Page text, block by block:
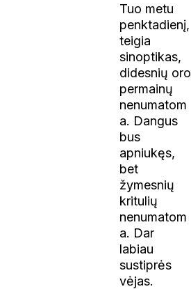
Tuo metu
penktadienį,
teigia
sinoptikas,
didesnių oro
permainų
nenumatom
a. Dangus
bus
apniukęs,
bet
žymesnių
kritulių
nenumatom
a. Dar
labiau
sustiprės
vėjas.